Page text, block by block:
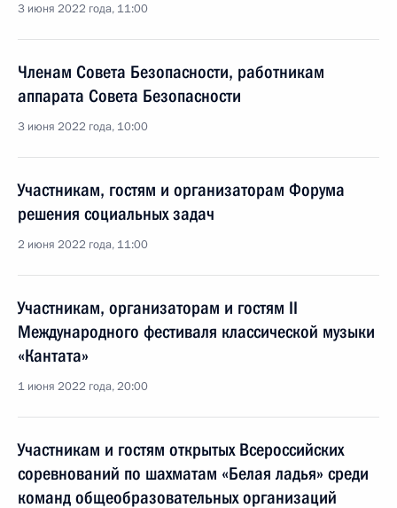
3 июня 2022 года, 11:00
Членам Совета Безопасности, работникам
аппарата Совета Безопасности
3 июня 2022 года, 10:00
Участникам, гостям и организаторам Форума
решения социальных задач
2 июня 2022 года, 11:00
Участникам, организаторам и гостям II
Международного фестиваля классической музыки
«Кантата»
1 июня 2022 года, 20:00
Участникам и гостям открытых Всероссийских
соревнований по шахматам «Белая ладья» среди
команд общеобразовательных организаций